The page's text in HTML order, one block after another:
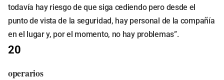
todavía hay riesgo de que siga cediendo pero desde el
punto de vista de la seguridad, hay personal de la compañía
en el lugar y, por el momento, no hay problemas”.
20
operarios